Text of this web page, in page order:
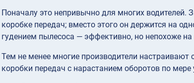
Поначалу это непривычно для многих водителей.
коробке передач; вместо этого он держится на
гудением пылесоса — эффективно, но непохоже
Тем не менее многие производители
коробки передач с нарастанием оборотов по